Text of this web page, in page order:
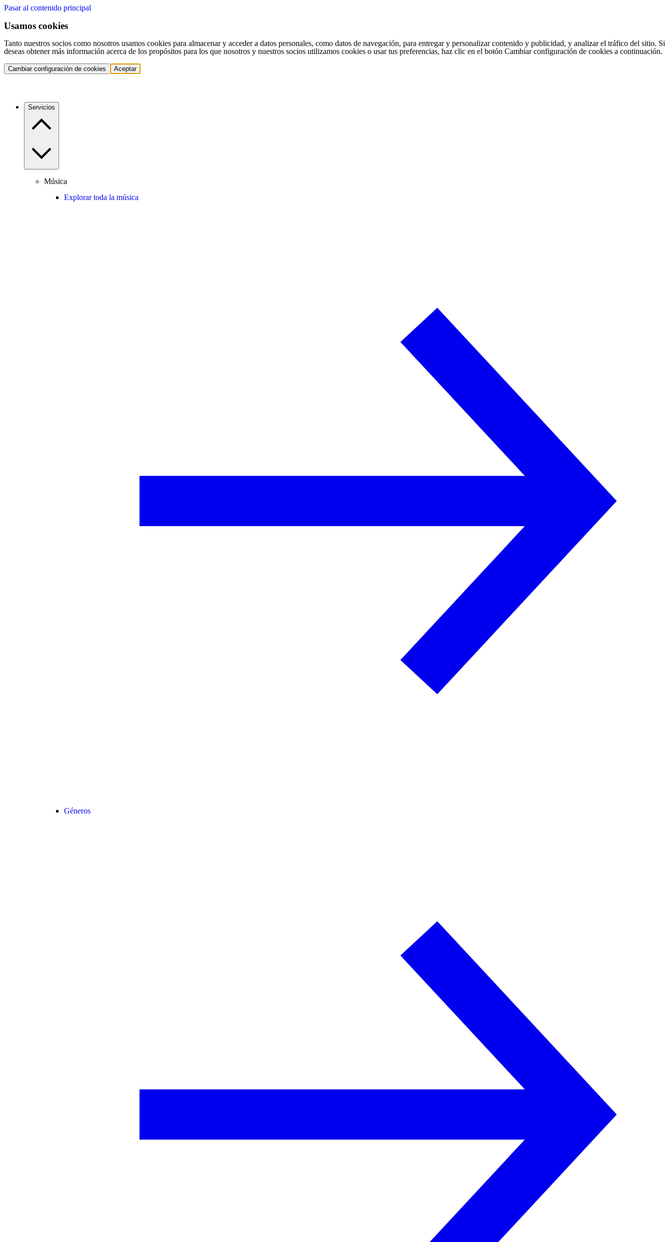
Pasar al contenido principal
Usamos cookies
Tanto nuestros socios como nosotros usamos cookies para almacenar y acceder a datos personales, como datos de navegación, para entregar y personalizar contenido y publicidad, y analizar el tráfico del sitio. Si
deseas obtener más información acerca de los propósitos para los que nosotros y nuestros socios utilizamos cookies o usar tus preferencias, haz clic en el botón Cambiar configuración de cookies a continuación.
Cambiar configuración de cookies Aceptar
Servicios
Música
Explorar toda la música
Géneros